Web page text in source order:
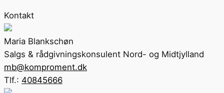
Kontakt
Maria Blankschøn
Salgs & rådgivningskonsulent Nord- og Midtjylland
mb@komproment.dk
Tlf.: 40845666